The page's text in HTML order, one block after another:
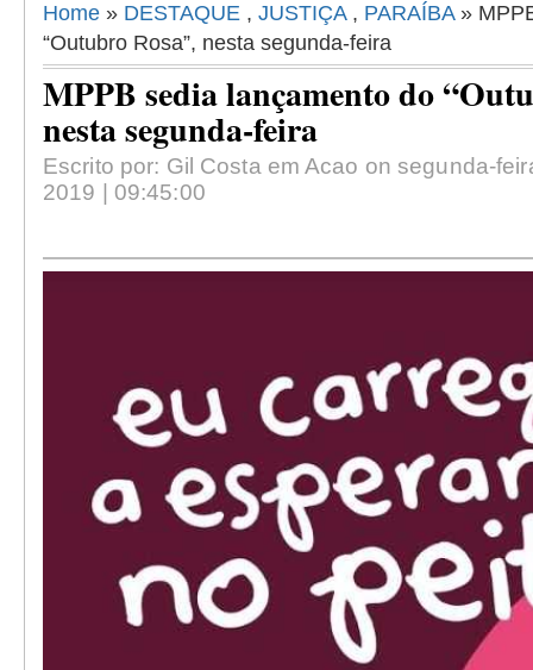
Home » DESTAQUE , JUSTIÇA, PARAÍBA»
“Outubro Rosa”, nesta segunda-feira
MPPB sedia lançamento do
nesta segunda-feira
Escrito por: Gil Costa em Acao on segunda-
2019 | 09:45:00